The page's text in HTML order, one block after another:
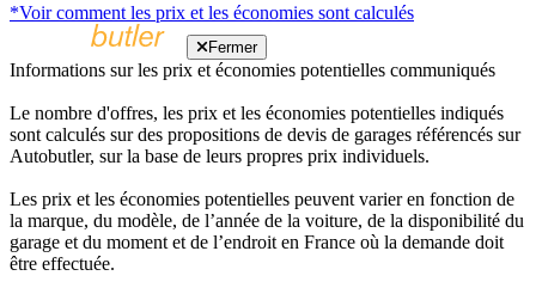
*Voir comment les prix et les économies sont calculés
Fermer
Informations sur les prix et économies potentielles communiqués
Le nombre d'offres, les prix et les économies potentielles indiqués
sont calculés sur des propositions de devis de garages référencés sur
Autobutler, sur la base de leurs propres prix individuels.
Les prix et les économies potentielles peuvent varier en fonction de
la marque, du modèle, de l’année de la voiture, de la disponibilité du
garage et du moment et de l’endroit en France où la demande doit
être effectuée.